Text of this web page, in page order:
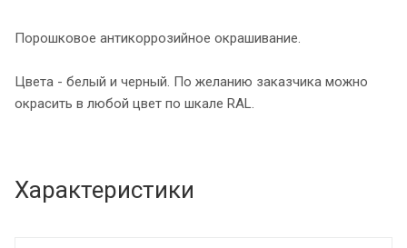
Порошковое антикоррозийное окрашивание.
Цвета - белый и черный. По желанию заказчика можно
окрасить в любой цвет по шкале RAL.
Характеристики